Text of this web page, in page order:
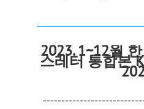
2023. 1~12월
스레터 통합본